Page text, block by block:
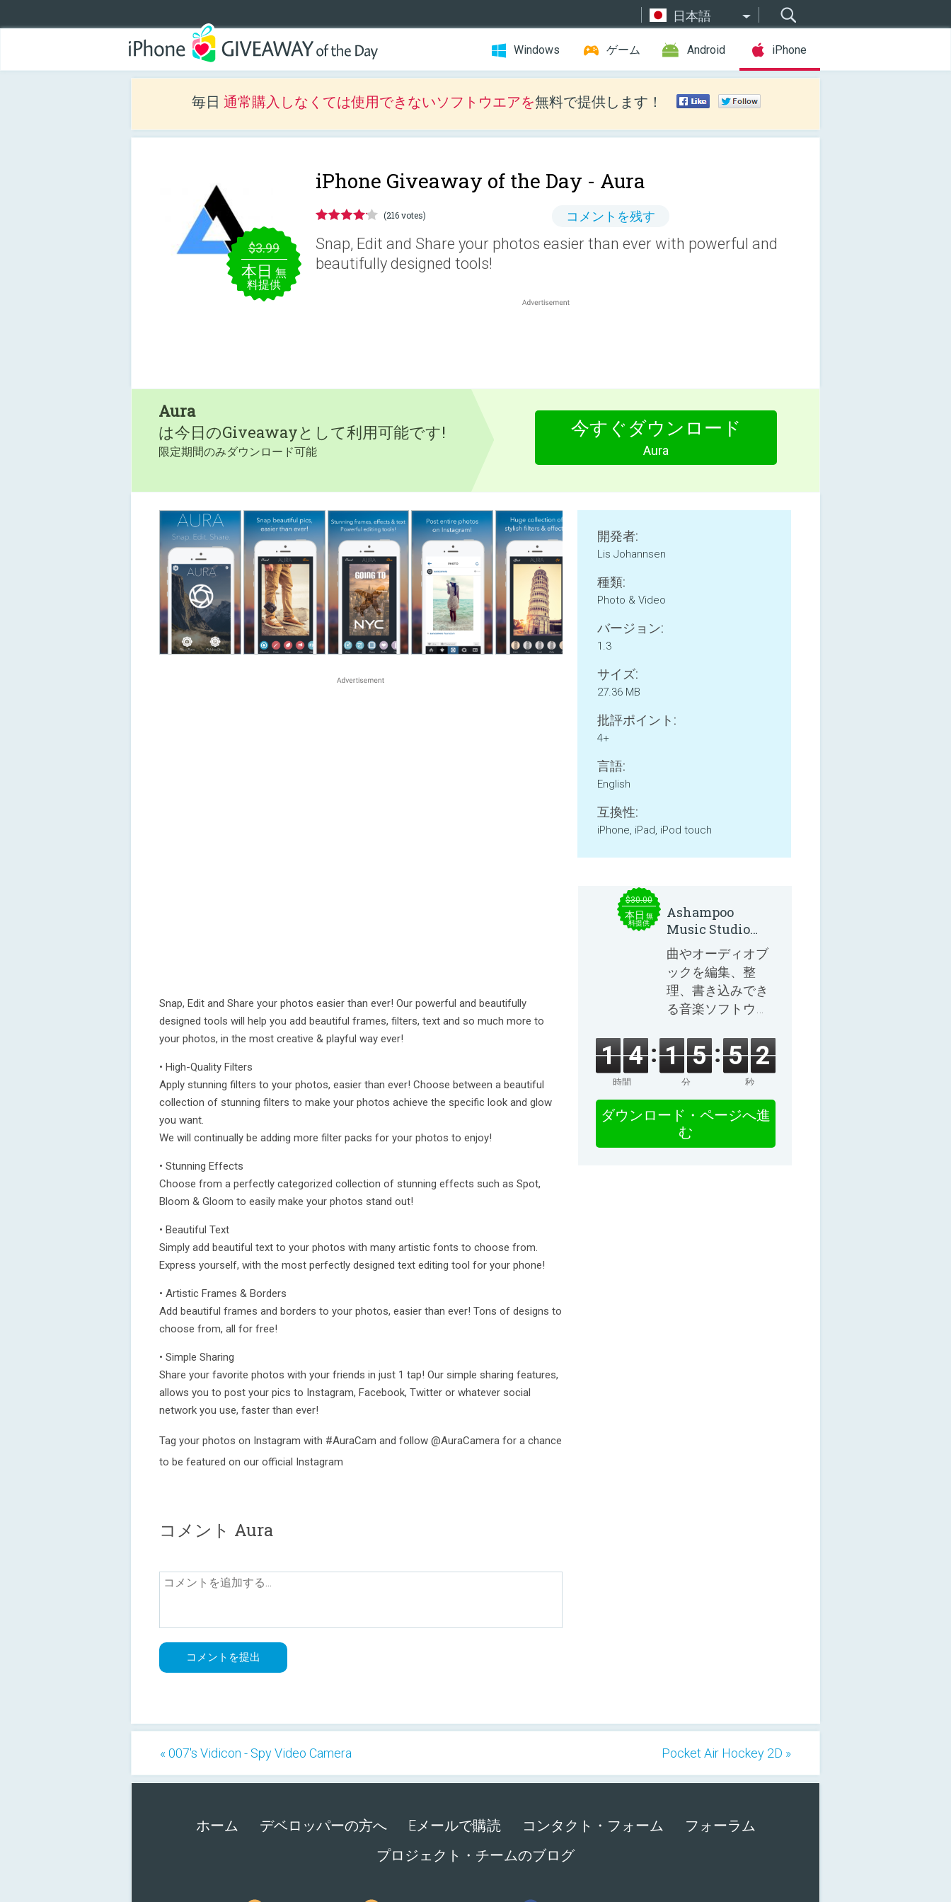
日本語
Windows ゲーム Android iPhone
毎日 通常購入しなくては使用できないソフトウエアを無料で提供します！
$3.99
本日 無
料提供
iPhone Giveaway of the Day - Aura
(216 votes) コメントを残す
Snap, Edit and Share your photos easier than ever with powerful and
beautifully designed tools!
Aura
は今日のGiveawayとして利用可能です!
限定期間のみダウンロード可能
今すぐダウンロード
Aura
Snap, Edit and Share your photos easier than ever! Our powerful and beautifully
designed tools will help you add beautiful frames, filters, text and so much more to
your photos, in the most creative & playful way ever!
• High-Quality Filters
Apply stunning filters to your photos, easier than ever! Choose between a beautiful
collection of stunning filters to make your photos achieve the specific look and glow
you want.
We will continually be adding more filter packs for your photos to enjoy!
• Stunning Effects
Choose from a perfectly categorized collection of stunning effects such as Spot,
Bloom & Gloom to easily make your photos stand out!
• Beautiful Text
Simply add beautiful text to your photos with many artistic fonts to choose from.
Express yourself, with the most perfectly designed text editing tool for your phone!
• Artistic Frames & Borders
Add beautiful frames and borders to your photos, easier than ever! Tons of designs to
choose from, all for free!
• Simple Sharing
Share your favorite photos with your friends in just 1 tap! Our simple sharing features,
allows you to post your pics to Instagram, Facebook, Twitter or whatever social
network you use, faster than ever!
Tag your photos on Instagram with #AuraCam and follow @AuraCamera for a chance
to be featured on our official Instagram
開発者:
Lis Johannsen
種類:
Photo & Video
バージョン:
1.3
サイズ:
27.36 MB
批評ポイント:
4+
言語:
English
互換性:
iPhone, iPad, iPod touch
コメント Aura
$30.00
本日 無
料提供
Ashampoo
Music Studio
2025
曲やオーディオブ
ックを編集、整
理、書き込みでき
る音楽ソフトウェ
1 4
時間
1 5
分
5 2
秒
ダウンロード・ページへ進
む
« 007's Vidicon - Spy Video Camera Pocket Air Hockey 2D »
ホーム デベロッパーの方へ Eメールで購読 コンタクト・フォーム
フォーラム
プロジェクト・チームのブログ